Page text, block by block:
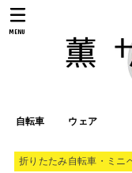
自転車 ウェア
MENU
折りたたみ自転車・ミニ